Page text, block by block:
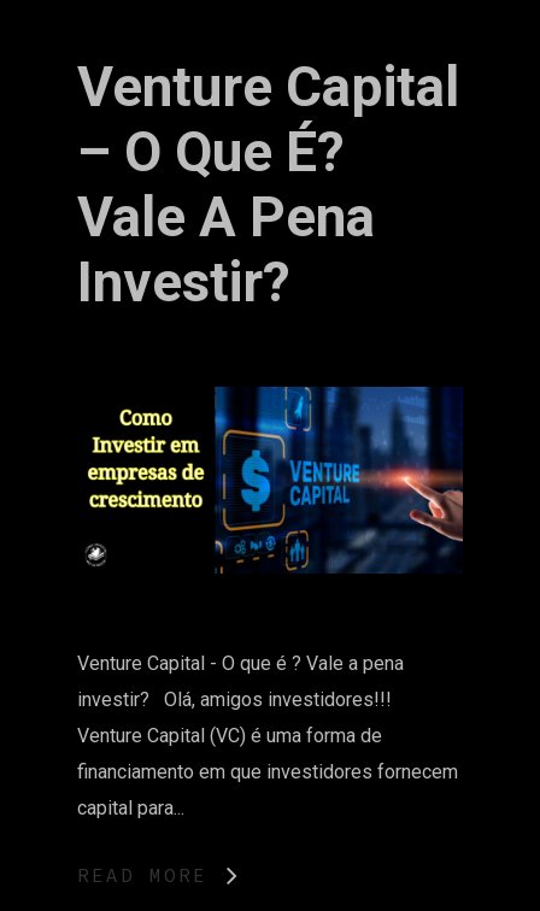
Venture Capital
– O Que É?
Vale A Pena
Investir?
Venture Capital - O que é ? Vale a pena
investir? Olá, amigos investidores!!!
Venture Capital (VC) é uma forma de
financiamento em que investidores fornecem
capital para...
READ MORE